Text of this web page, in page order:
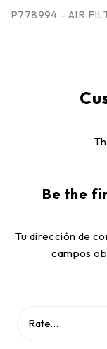
P778994 – AIR
Be the
Tu dirección de
campos